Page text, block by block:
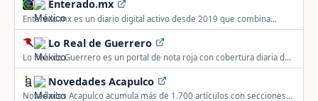
local. Enterado.mx
Enterado.mx es un diario digital activo desde 2019 que combina
política, economía y sociales, extendido a Zihuatanejo, Taxco e Iguala.
Lo Real de Guerrero
Lo Real de Guerrero es un portal de nota roja con cobertura diaria de
sucesos violentos y policiacos en todo el estado.
Novedades Acapulco
Novedades Acapulco acumula más de 1.700 artículos con secciones